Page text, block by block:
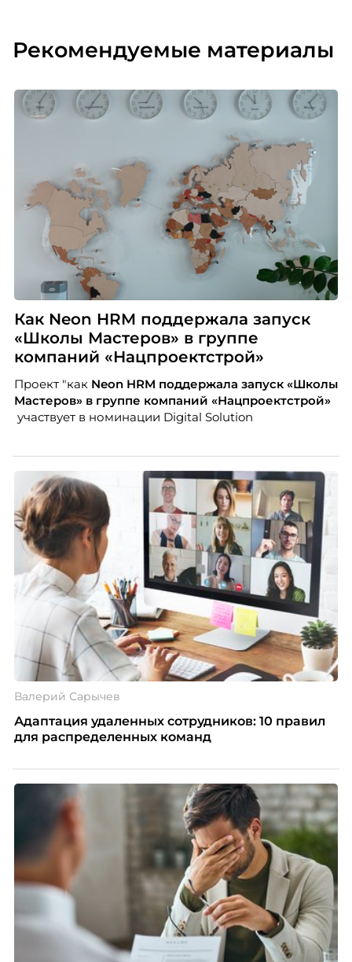
Рекомендуемые материалы
Как Neon HRM поддержала запуск
«Школы Мастеров» в группе
компаний «Нацпроектстрой»
Проект "как Neon HRM поддержала запуск «Школы
Мастеров» в группе компаний «Нацпроектстрой»
участвует в номинации Digital Solution
Валерий Сарычев
Адаптация удаленных сотрудников: 10 правил
для распределенных команд